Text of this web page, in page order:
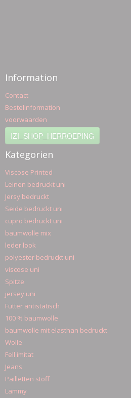
Information
Contact
Bestelinformation
voorwaarden
IZI_SHOP_HERROEPING
Kategorien
Viscose Printed
Leinen bedruckt uni
Jersy bedruckt
Seide bedruckt uni
cupro bedruckt uni
baumwolle mix
leder look
polyester bedruckt uni
viscose uni
Spitze
jersey uni
Futter antistatisch
100 % baumwolle
baumwolle mit elasthan bedruckt
Wolle
Fell imitat
Jeans
Pailletten stoff
Lammy